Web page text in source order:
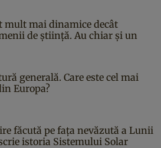
mult mai dinamice decât
de știință. Au chiar și un
generală. Care este cel mai
Europa?
făcută pe fața nevăzută a Lunii
istoria Sistemului Solar